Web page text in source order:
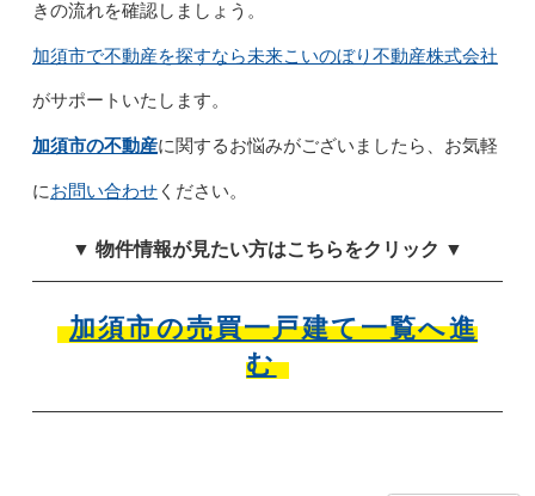
きの流れを確認しましょう。
加須市で不動産を探すなら未来こいのぼり不動産株式会社
がサポートいたします。
加須市の不動産に関するお悩みがございましたら、お気軽
にお問い合わせください。
▼ 物件情報が見たい方はこちらをクリック ▼
加須市の売買一戸建て一覧へ進
む